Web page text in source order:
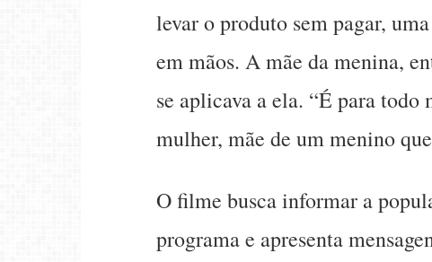
levar o produto sem pagar,
em mãos. A mãe da menina,
se aplicava a ela. “É para todo
mulher, mãe de um menino
O filme busca informar a
programa e apresenta